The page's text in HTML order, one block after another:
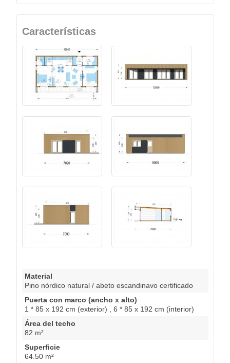
Características
Material
Pino nórdico natural / abeto escandinavo certificado
Puerta con marco (ancho x alto)
1 * 85 x 192 cm (exterior) , 6 * 85 x 192 cm (interior)
Área del techo
82 m²
Superficie
64.50 m²